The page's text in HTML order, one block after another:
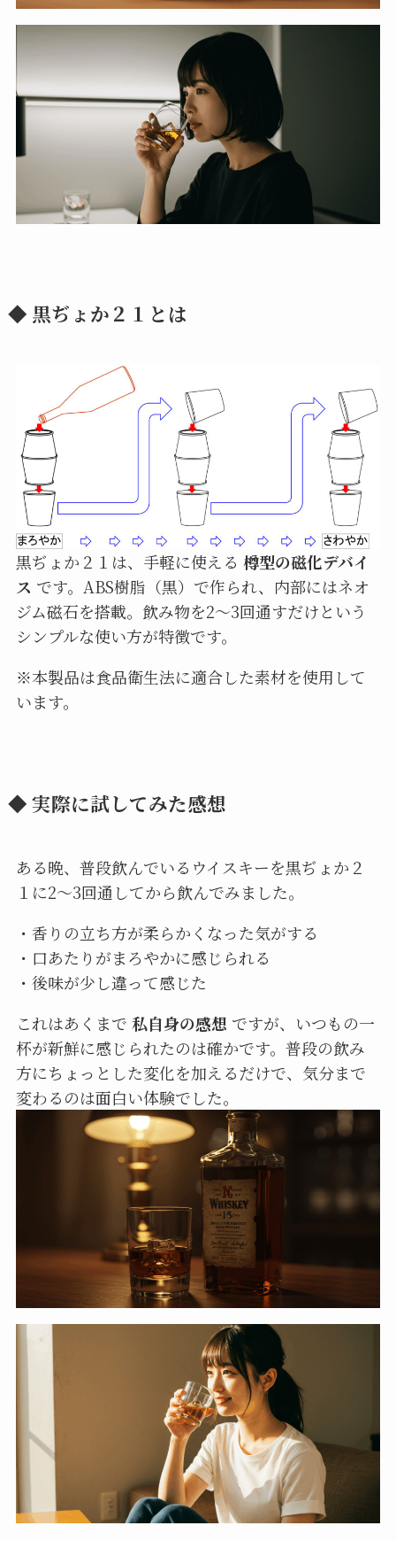
◆ 黒ぢょか２１とは
黒ぢょか２１は、手軽に使える 樽型の磁化デバイ
ス です。ABS樹脂（黒）で作られ、内部にはネオ
ジム磁石を搭載。飲み物を2〜3回通すだけという
シンプルな使い方が特徴です。
※本製品は食品衛生法に適合した素材を使用して
います。
◆ 実際に試してみた感想
ある晩、普段飲んでいるウイスキーを黒ぢょか２
１に2〜3回通してから飲んでみました。
・香りの立ち方が柔らかくなった気がする
・口あたりがまろやかに感じられる
・後味が少し違って感じた
これはあくまで 私自身の感想 ですが、いつもの一
杯が新鮮に感じられたのは確かです。普段の飲み
方にちょっとした変化を加えるだけで、気分まで
変わるのは面白い体験でした。